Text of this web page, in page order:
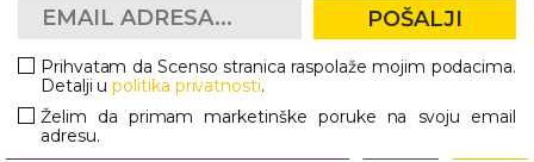
POŠALJI
Prihvatam da Scenso stranica raspolaže mojim podacima.
Detalji upolitika privatnosti.
Želim da primam marketinške poruke na svoju email
adresu.